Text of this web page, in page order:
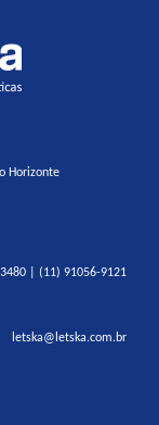
Horizonte
| (11) 91056-9121
letska@letska.com.br